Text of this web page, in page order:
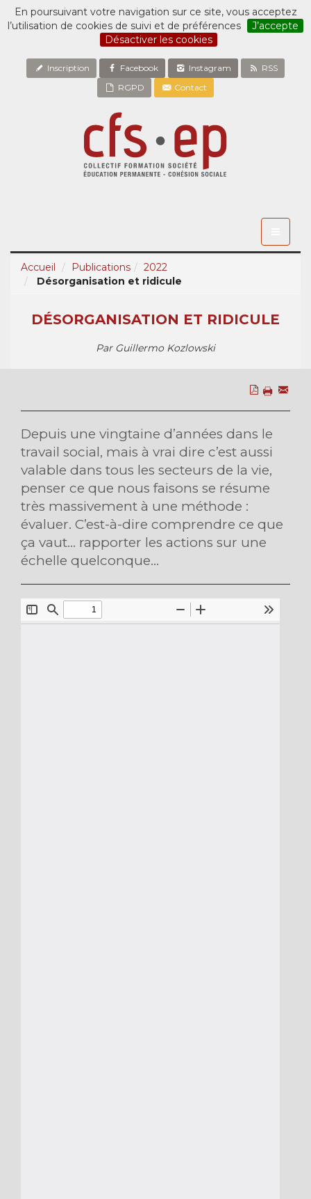
En poursuivant votre navigation sur ce site, vous acceptez
l’utilisation de cookies de suivi et de préférences
J’accepte
Désactiver les cookies
Inscription Facebook Instagram
RSS
RGPD
Contact
Accueil
Publications
2022
Désorganisation et ridicule
DÉSORGANISATION ET RIDICULE
Par Guillermo Kozlowski
Depuis une vingtaine d’années dans le
travail social, mais à vrai dire c’est aussi
valable dans tous les secteurs de la vie,
penser ce que nous faisons se résume
très massivement à une méthode :
évaluer. C’est-à-dire comprendre ce que
ça vaut… rapporter les actions sur une
échelle quelconque...